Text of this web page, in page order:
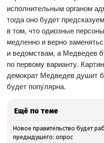
исполнительным органом
тогда оно будет
в том, что одиозные
медленно и верно
и ведомствам, а Медведев
по первому варианту.
демократ Медведев душит
будет популярна.
Ещё по теме
Новое правительство будет
предыдущего: опрос